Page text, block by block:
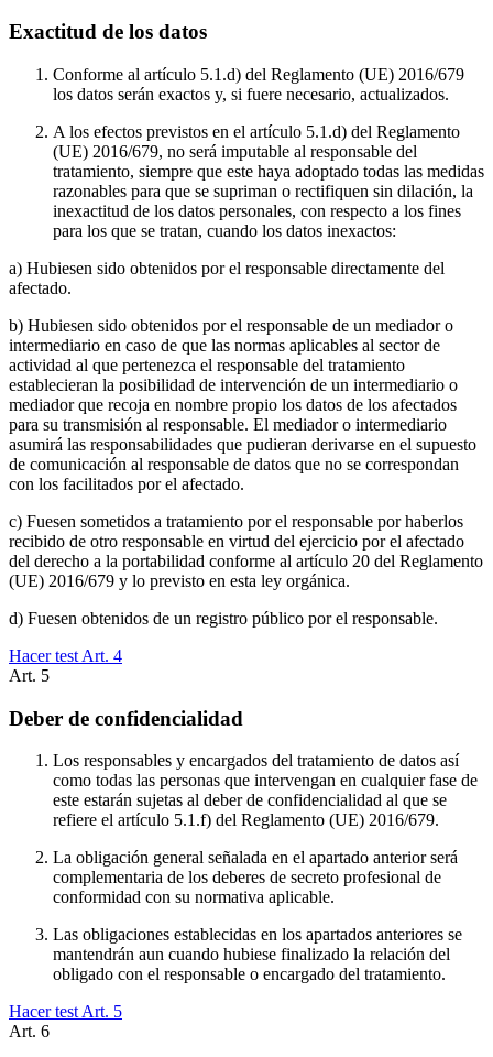
Exactitud de los datos
Conforme al artículo 5.1.d) del Reglamento (UE) 2016/679
los datos serán exactos y, si fuere necesario, actualizados.
A los efectos previstos en el artículo 5.1.d) del Reglamento
(UE) 2016/679, no será imputable al responsable del
tratamiento, siempre que este haya adoptado todas las medidas
razonables para que se supriman o rectifiquen sin dilación, la
inexactitud de los datos personales, con respecto a los fines
para los que se tratan, cuando los datos inexactos:
a) Hubiesen sido obtenidos por el responsable directamente del
afectado.
b) Hubiesen sido obtenidos por el responsable de un mediador o
intermediario en caso de que las normas aplicables al sector de
actividad al que pertenezca el responsable del tratamiento
establecieran la posibilidad de intervención de un intermediario o
mediador que recoja en nombre propio los datos de los afectados
para su transmisión al responsable. El mediador o intermediario
asumirá las responsabilidades que pudieran derivarse en el supuesto
de comunicación al responsable de datos que no se correspondan
con los facilitados por el afectado.
c) Fuesen sometidos a tratamiento por el responsable por haberlos
recibido de otro responsable en virtud del ejercicio por el afectado
del derecho a la portabilidad conforme al artículo 20 del Reglamento
(UE) 2016/679 y lo previsto en esta ley orgánica.
d) Fuesen obtenidos de un registro público por el responsable.
Hacer test Art. 4
Art. 5
Deber de confidencialidad
Los responsables y encargados del tratamiento de datos así
como todas las personas que intervengan en cualquier fase de
este estarán sujetas al deber de confidencialidad al que se
refiere el artículo 5.1.f) del Reglamento (UE) 2016/679.
La obligación general señalada en el apartado anterior será
complementaria de los deberes de secreto profesional de
conformidad con su normativa aplicable.
Las obligaciones establecidas en los apartados anteriores se
mantendrán aun cuando hubiese finalizado la relación del
obligado con el responsable o encargado del tratamiento.
Hacer test Art. 5
Art. 6